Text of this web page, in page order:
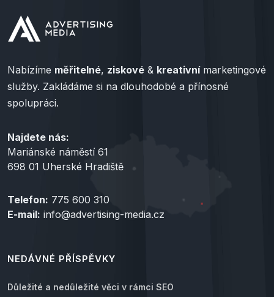
Nabízíme měřitelné, ziskové & kreativnímarketingové
služby. Zakládáme si na dlouhodobé a přínosné
spolupráci.
Najdete nás:
Mariánské náměstí 61
698 01 Uherské Hradiště
Telefon: 775 600 310
E-mail: info@advertising-media.cz
NEDÁVNÉ PŘÍSPĚVKY
Důležité a nedůležité věci v rámci SEO